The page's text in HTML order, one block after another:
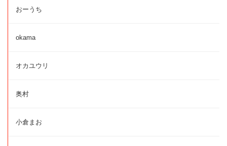
おーうち
okama
オカユウリ
奥村
小倉まお